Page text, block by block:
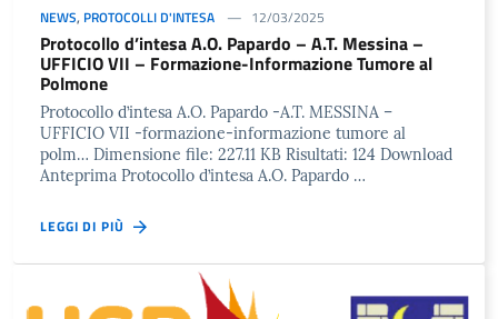
NEWS, PROTOCOLLI D'INTESA 12/03/2025
Protocollo d’intesa A.O. Papardo – A.T. Messina –
UFFICIO VII – Formazione-Informazione Tumore al
Polmone
Protocollo d’intesa A.O. Papardo -A.T. MESSINA –
UFFICIO VII -formazione-informazione tumore al
polm… Dimensione file: 227.11 KB Risultati: 124 Download
Anteprima Protocollo d’intesa A.O. Papardo …
LEGGI DI PIÙ